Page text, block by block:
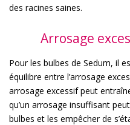
des racines saines.
Arrosage
Pour les bulbes de Sedum, il
équilibre entre l’arrosage
arrosage excessif peut
qu’un arrosage insuffisant
bulbes et les empêcher de